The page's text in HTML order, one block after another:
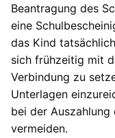
Beantragung des
eine
das Kind
sich frühzeitig mit
Verbindung zu
Unterlagen
bei der Auszahlung
vermeiden.